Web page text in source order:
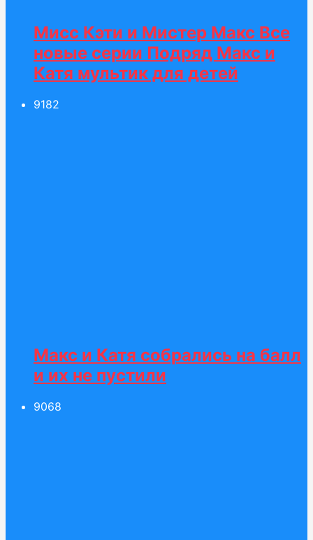
Мисс Кэти и Мистер Макс Все
новые серии Подряд Макс и
Катя мультик для детей
9182
Макс и Катя собрались на балл
и их не пустили
9068